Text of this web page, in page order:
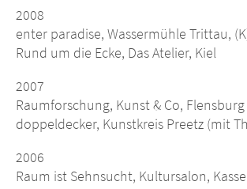
2008
enter paradise, Wassermühle Trittau,
Rund um die Ecke, Das Atelier, Kiel
2007
Raumforschung, Kunst & Co, Flensburg
doppeldecker, Kunstkreis Preetz (mit
2006
Raum ist Sehnsucht, Kultursalon,